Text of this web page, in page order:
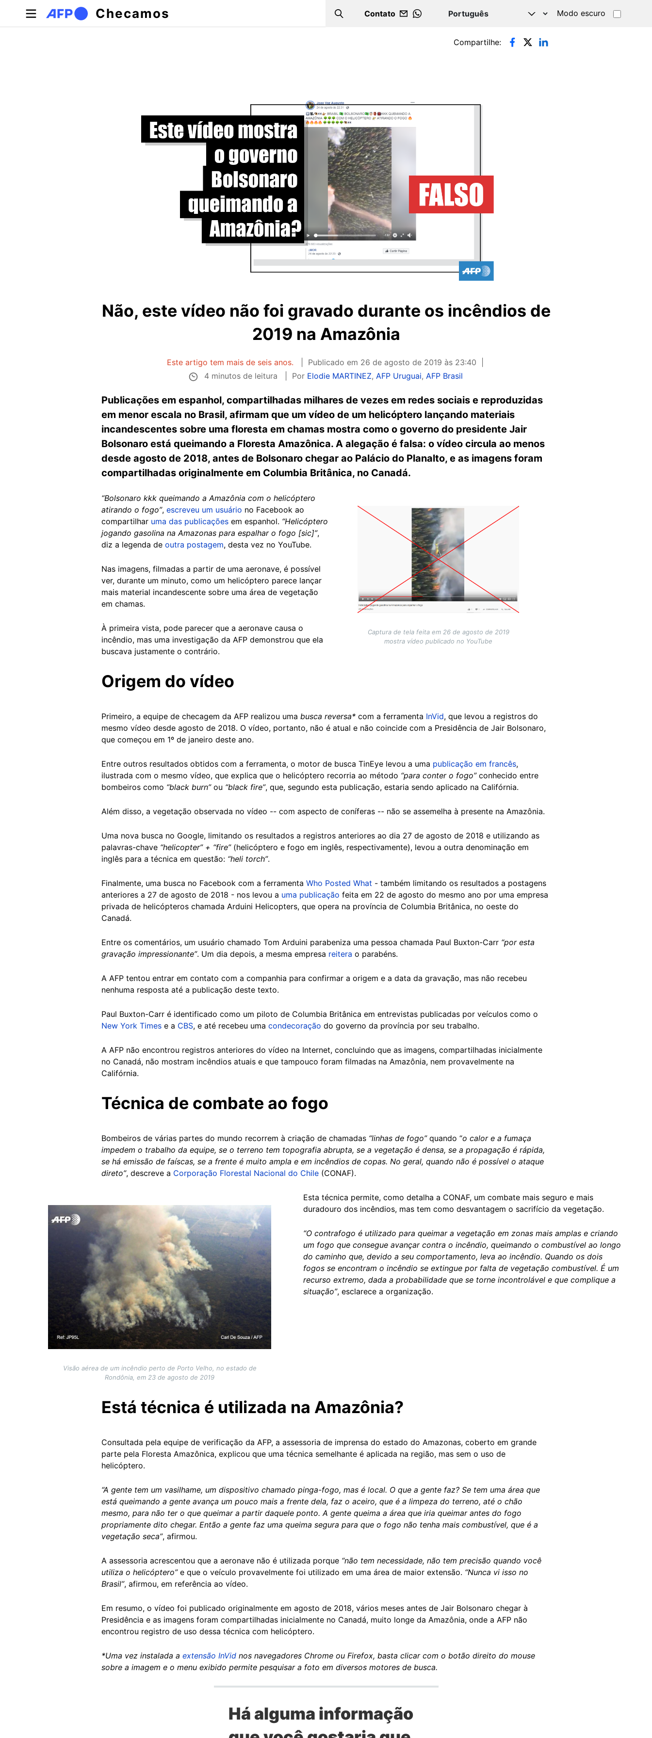
Pular para o conteúdo principal
Checamos Search
Contato
WHATSAPP
Modo escuro
Abas primárias Compartilhe:
Não, este vídeo não foi gravado durante os incêndios de
2019 na Amazônia
Este artigo tem mais de seis anos. Publicado em 26 de agosto de 2019 às 23:40
4 minutos de leitura
Por Elodie MARTINEZ,AFP Uruguai,AFP Brasil
Publicações em espanhol, compartilhadas milhares de vezes em redes sociais e reproduzidas
em menor escala no Brasil, afirmam que um vídeo de um helicóptero lançando materiais
incandescentes sobre uma floresta em chamas mostra como o governo do presidente Jair
Bolsonaro está queimando a Floresta Amazônica. A alegação é falsa: o vídeo circula ao menos
desde agosto de 2018, antes de Bolsonaro chegar ao Palácio do Planalto, e as imagens foram
compartilhadas originalmente em Columbia Britânica, no Canadá.
Image
Captura de tela feita em 26 de agosto de 2019
mostra vídeo publicado no YouTube
“Bolsonaro kkk queimando a Amazônia com o helicóptero
atirando o fogo”, escreveu um usuário no Facebook ao
compartilhar uma das publicações em espanhol. “Helicóptero
jogando gasolina na Amazonas para espalhar o fogo [sic]”,
diz a legenda de outra postagem, desta vez no YouTube.
Nas imagens, filmadas a partir de uma aeronave, é possível
ver, durante um minuto, como um helicóptero parece lançar
mais material incandescente sobre uma área de vegetação
em chamas.
À primeira vista, pode parecer que a aeronave causa o
incêndio, mas uma investigação da AFP demonstrou que ela
buscava justamente o contrário.
Origem do vídeo
Primeiro, a equipe de checagem da AFP realizou uma busca reversa* com a ferramenta InVid, que levou a registros do
mesmo vídeo desde agosto de 2018. O vídeo, portanto, não é atual e não coincide com a Presidência de Jair Bolsonaro,
que começou em 1º de janeiro deste ano.
Entre outros resultados obtidos com a ferramenta, o motor de busca TinEye levou a uma publicação em francês,
ilustrada com o mesmo vídeo, que explica que o helicóptero recorria ao método “para conter o fogo”conhecido entre
bombeiros como “black burn”ou “black fire”, que, segundo esta publicação, estaria sendo aplicado na Califórnia.
Além disso, a vegetação observada no vídeo -- com aspecto de coníferas -- não se assemelha à presente na Amazônia.
Uma nova busca no Google, limitando os resultados a registros anteriores ao dia 27 de agosto de 2018 e utilizando as
palavras-chave “helicopter” + “fire” (helicóptero e fogo em inglês, respectivamente), levou a outra denominação em
inglês para a técnica em questão: “heli torch”.
Finalmente, uma busca no Facebook com a ferramenta Who Posted What - também limitando os resultados a postagens
anteriores a 27 de agosto de 2018 - nos levou a uma publicação feita em 22 de agosto do mesmo ano por uma empresa
privada de helicópteros chamada Arduini Helicopters, que opera na província de Columbia Britânica, no oeste do
Canadá.
Entre os comentários, um usuário chamado Tom Arduini parabeniza uma pessoa chamada Paul Buxton-Carr “por esta
gravação impressionante”. Um dia depois, a mesma empresa reitera o parabéns.
A AFP tentou entrar em contato com a companhia para confirmar a origem e a data da gravação, mas não recebeu
nenhuma resposta até a publicação deste texto.
Paul Buxton-Carr é identificado como um piloto de Columbia Britânica em entrevistas publicadas por veículos como o
New York Times e a CBS, e até recebeu uma condecoração do governo da província por seu trabalho.
A AFP não encontrou registros anteriores do vídeo na Internet, concluindo que as imagens, compartilhadas inicialmente
no Canadá, não mostram incêndios atuais e que tampouco foram filmadas na Amazônia, nem provavelmente na
Califórnia.
Técnica de combate ao fogo
Bombeiros de várias partes do mundo recorrem à criação de chamadas “linhas de fogo”quando “o calor e a fumaça
impedem o trabalho da equipe, se o terreno tem topografia abrupta, se a vegetação é densa, se a propagação é rápida,
se há emissão de faíscas, se a frente é muito ampla e em incêndios de copas. No geral, quando não é possível o ataque
direto”, descreve a Corporação Florestal Nacional do Chile (CONAF).
Visão aérea de um incêndio perto de Porto Velho, no estado de
Rondônia, em 23 de agosto de 2019
Esta técnica permite, como detalha a CONAF, um combate mais seguro e mais
duradouro dos incêndios, mas tem como desvantagem o sacrifício da vegetação.
“O contrafogo é utilizado para queimar a vegetação em zonas mais amplas e criando
um fogo que consegue avançar contra o incêndio, queimando o combustível ao longo
do caminho que, devido a seu comportamento, leva ao incêndio. Quando os dois
fogos se encontram o incêndio se extingue por falta de vegetação combustível. É um
recurso extremo, dada a probabilidade que se torne incontrolável e que complique a
situação”, esclarece a organização.
Está técnica é utilizada na Amazônia?
Consultada pela equipe de verificação da AFP, a assessoria de imprensa do estado do Amazonas, coberto em grande
parte pela Floresta Amazônica, explicou que uma técnica semelhante é aplicada na região, mas sem o uso de
helicóptero.
“A gente tem um vasilhame, um dispositivo chamado pinga-fogo, mas é local. O que a gente faz? Se tem uma área que
está queimando a gente avança um pouco mais a frente dela, faz o aceiro, que é a limpeza do terreno, até o chão
mesmo, para não ter o que queimar a partir daquele ponto. A gente queima a área que iria queimar antes do fogo
propriamente dito chegar. Então a gente faz uma queima segura para que o fogo não tenha mais combustível, que é a
vegetação seca”, afirmou.
A assessoria acrescentou que a aeronave não é utilizada porque “não tem necessidade, não tem precisão quando você
utiliza o helicóptero”e que o veículo provavelmente foi utilizado em uma área de maior extensão. “Nunca vi isso no
Brasil”, afirmou, em referência ao vídeo.
Em resumo, o vídeo foi publicado originalmente em agosto de 2018, vários meses antes de Jair Bolsonaro chegar à
Presidência e as imagens foram compartilhadas inicialmente no Canadá, muito longe da Amazônia, onde a AFP não
encontrou registro de uso dessa técnica com helicóptero.
*Uma vez instalada a extensão InVid nos navegadores Chrome ou Firefox, basta clicar com o botão direito do mouse
sobre a imagem e o menu exibido permite pesquisar a foto em diversos motores de busca.
Há alguma informação